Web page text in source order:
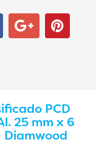
PCD
25 mm x 6
Diamwood